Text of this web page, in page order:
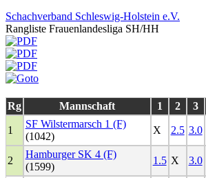
Schachverband Schleswig-Holstein e.V.
Rangliste Frauenlandesliga SH/HH
Rg Mannschaft 1 2 3
1
SF Wilstermarsch 1 (F)
(1042)
X 2.5 3.0
2
Hamburger SK 4 (F)
(1599)
1.5 X 3.0